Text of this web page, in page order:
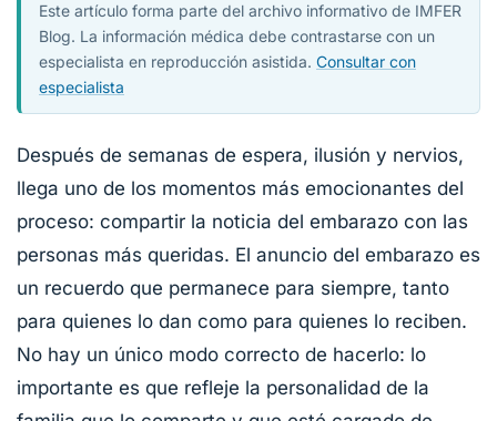
Este artículo forma parte del archivo informativo de IMFER
Blog. La información médica debe contrastarse con un
especialista en reproducción asistida. Consultar con
especialista
Después de semanas de espera, ilusión y nervios,
llega uno de los momentos más emocionantes del
proceso: compartir la noticia del embarazo con las
personas más queridas. El anuncio del embarazo es
un recuerdo que permanece para siempre, tanto
para quienes lo dan como para quienes lo reciben.
No hay un único modo correcto de hacerlo: lo
importante es que refleje la personalidad de la